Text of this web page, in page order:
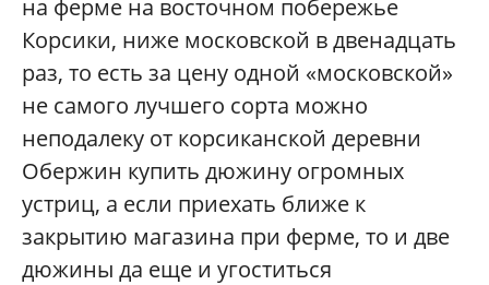
на ферме на восточном побережье
Корсики, ниже московской в двенадцать
раз, то есть за цену одной «московской»
не самого лучшего сорта можно
неподалеку от корсиканской деревни
Обержин купить дюжину огромных
устриц, а если приехать ближе к
закрытию магазина при ферме, то и две
дюжины да еще и угоститься